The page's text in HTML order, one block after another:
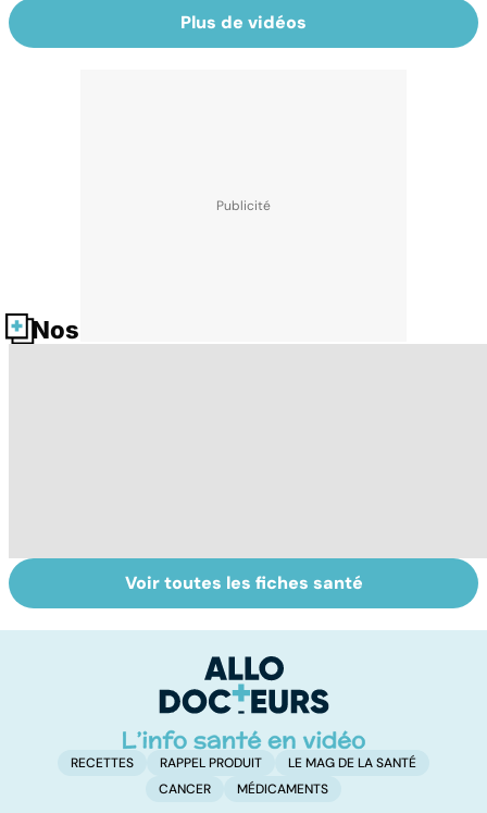
Plus de vidéos
Nos fiches santé
Le paludisme, un
fléau planétaire
Tout savoir sur
les infections
Voir toutes les fiches santé
RECETTES RAPPEL PRODUIT
LE MAG DE LA SANTÉ
CANCER
MÉDICAMENTS